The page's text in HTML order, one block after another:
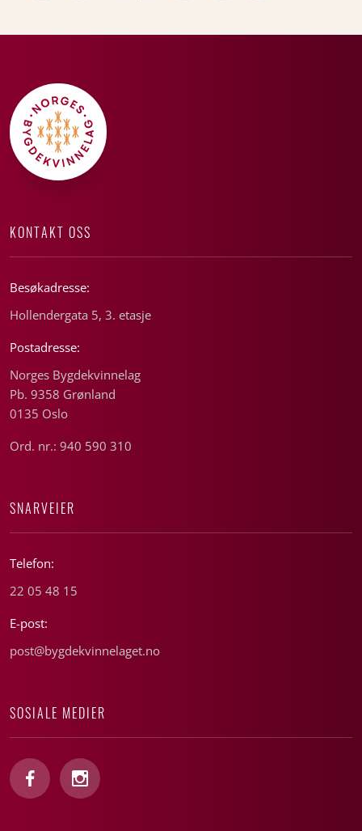
KONTAKT OSS
Besøkadresse:
Hollendergata 5, 3. etasje
Postadresse:
Norges Bygdekvinnelag
Pb. 9358 Grønland
0135 Oslo
Ord. nr.: 940 590 310
SNARVEIER
Telefon:
22 05 48 15
E-post:
post@bygdekvinnelaget.no
SOSIALE MEDIER